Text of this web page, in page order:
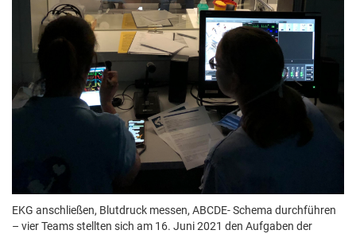
EKG anschließen, Blutdruck messen, ABCDE- Schema durchführen
– vier Teams stellten sich am 16. Juni 2021 den Aufgaben der